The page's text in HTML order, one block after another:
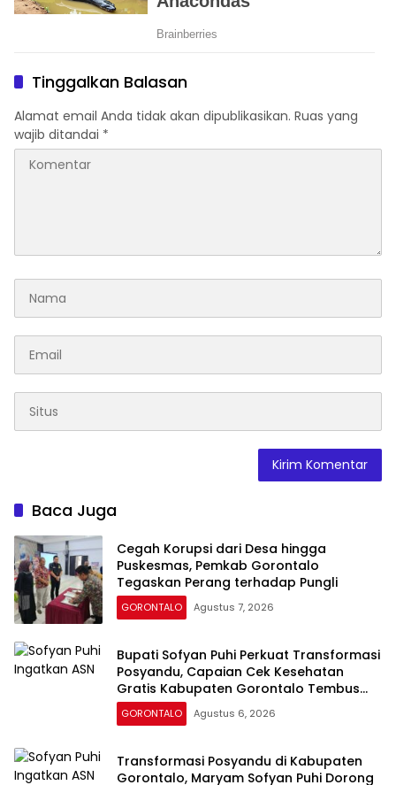
Tinggalkan Balasan
Alamat email Anda tidak akan dipublikasikan. Ruas yang
wajib ditandai *
Baca Juga
Cegah Korupsi dari Desa hingga
Puskesmas, Pemkab Gorontalo
Tegaskan Perang terhadap Pungli
GORONTALO Agustus 7, 2026
Bupati Sofyan Puhi Perkuat Transformasi
Posyandu, Capaian Cek Kesehatan
Gratis Kabupaten Gorontalo Tembus
54,43 Persen
GORONTALO Agustus 6, 2026
Transformasi Posyandu di Kabupaten
Gorontalo, Maryam Sofyan Puhi Dorong